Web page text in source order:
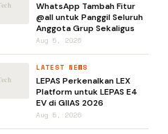
WhatsApp Tambah Fitur
@all untuk Panggil Seluruh
Anggota Grup Sekaligus
Aug 5, 2026
LATEST NEWS
LEPAS Perkenalkan LEX
Platform untuk LEPAS E4
EV di GIIAS 2026
Aug 5, 2026